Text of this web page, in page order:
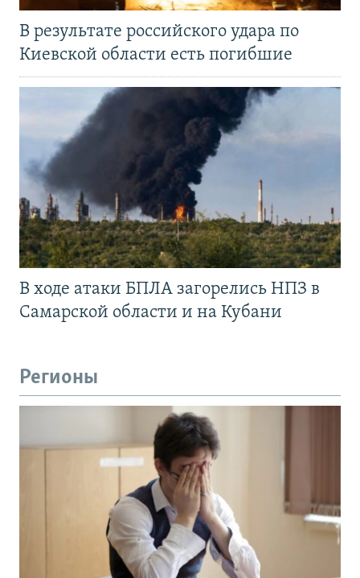
В результате российского удара по
Киевской области есть погибшие
В ходе атаки БПЛА загорелись НПЗ в
Самарской области и на Кубани
Регионы